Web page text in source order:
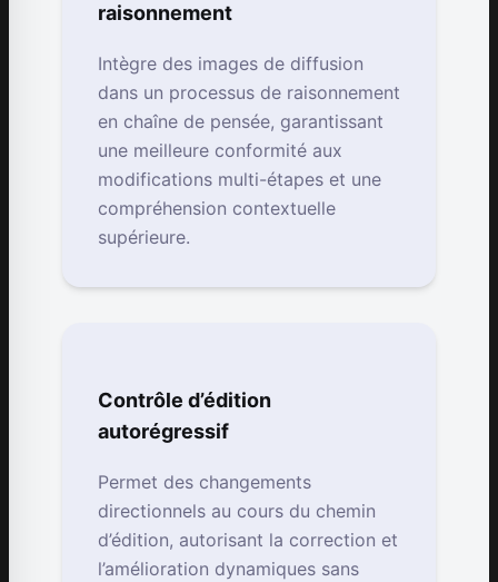
raisonnement
Intègre des images de diffusion
dans un processus de raisonnement
en chaîne de pensée, garantissant
une meilleure conformité aux
modifications multi-étapes et une
compréhension contextuelle
supérieure.
Contrôle d’édition
autorégressif
Permet des changements
directionnels au cours du chemin
d’édition, autorisant la correction et
l’amélioration dynamiques sans